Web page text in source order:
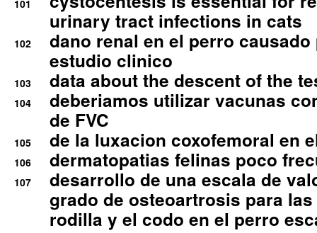
101
urinary tract infections in cats
102
dano renal en el perro
estudio clinico
103 data about the descent of the
104
deberiamos utilizar vacunas
de FVC
105 de la luxacion coxofemoral en
106 dermatopatias felinas poco
107
desarrollo de una escala de
grado de osteoartrosis para
rodilla y el codo en el perro